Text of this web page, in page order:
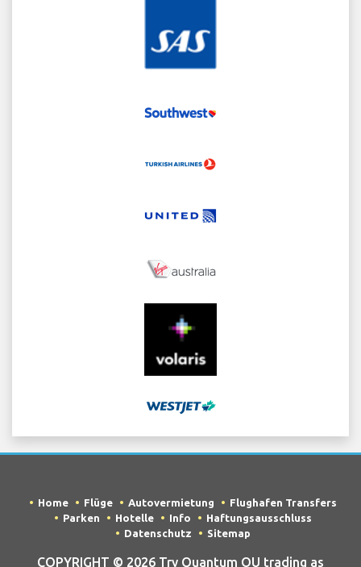
Home Flüge Autovermietung
Flughafen Transfers
Parken
Hotelle Info
Haftungsausschluss
Datenschutz
Sitemap
COPYRIGHT © 2026 Try Quantum OU trading as